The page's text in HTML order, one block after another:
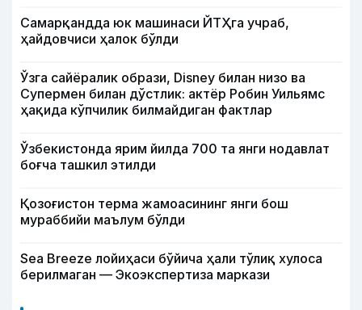
Самарқандда юк машинаси ЙТҲга учраб,
ҳайдовчиси ҳалок бўлди
Ўзга сайёралик образи, Disney билан низо ва
Супермен билан дўстлик: актёр Робин Уильямс
ҳақида кўпчилик билмайдиган фактлар
Ўзбекистонда ярим йилда 700 та янги нодавлат
боғча ташкил этилди
Қозоғистон терма жамоасининг янги бош
мураббийи маълум бўлди
Sea Breeze лойиҳаси бўйича ҳали тўлиқ хулоса
берилмаган — Экоэкспертиза маркази